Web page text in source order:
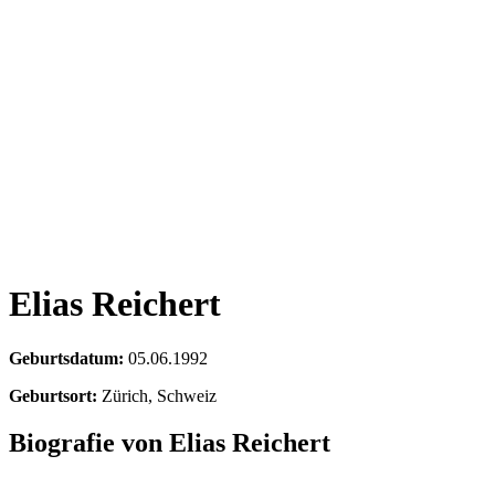
Elias Reichert
Geburtsdatum: 05.06.1992
Geburtsort: Zürich, Schweiz
Biografie von Elias Reichert